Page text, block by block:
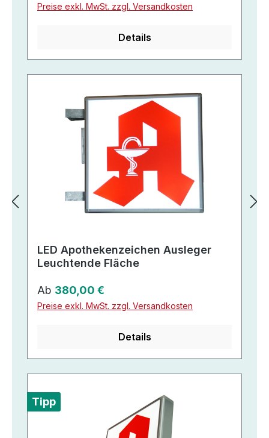
Preise exkl. MwSt. zzgl. Versandkosten
Details
LED Apothekenzeichen Ausleger
Leuchtende Fläche
Regulärer Preis:
Ab 380,00 €
Preise exkl. MwSt. zzgl. Versandkosten
Details
Tipp